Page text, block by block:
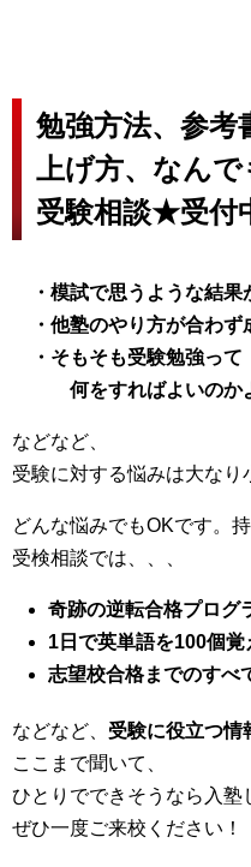
勉強方法、参考
上げ方、なん
受験相談★受
・模試で思うような結果
・他塾のやり方が合わ
・そもそも受験勉強って
何をすればよいのか
などなど、
受験に対する悩みは大なり
どんな悩みでもOKです。
受検相談では、、、
奇跡の逆転合格プログ
1日で英単語を100個覚
志望校合格までのすべ
などなど、 受験に役立つ情
ここまで聞いて、
ひとりでできそうなら入塾
ぜひ一度ご来校ください！